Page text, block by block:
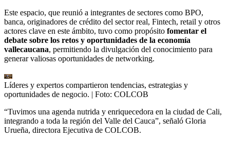
Este espacio, que reunió a integrantes de sectores como BPO,
banca, originadores de crédito del sector real, Fintech, retail y otros
actores clave en este ámbito, tuvo como propósito fomentar el
debate sobre los retos y oportunidades de la economía
vallecaucana, permitiendo la divulgación del conocimiento para
generar valiosas oportunidades de networking.
Líderes y expertos compartieron tendencias, estrategias y
oportunidades de negocio. | Foto: COLCOB
“Tuvimos una agenda nutrida y enriquecedora en la ciudad de Cali,
integrando a toda la región del Valle del Cauca”, señaló Gloria
Urueña, directora Ejecutiva de COLCOB.